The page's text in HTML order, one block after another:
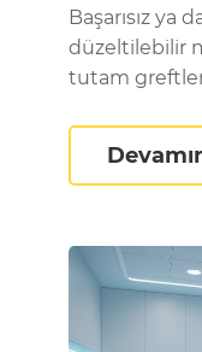
Başarısız ya
düzeltilebilir
tutam